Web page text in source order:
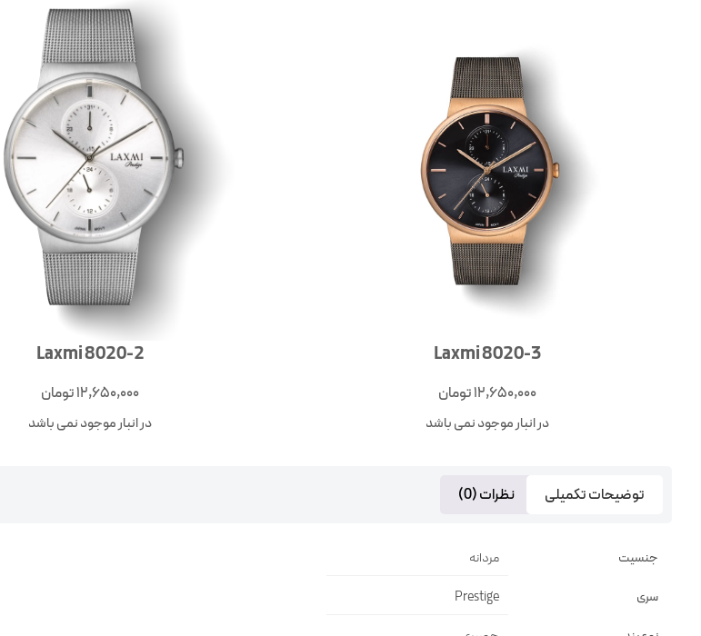
Laxmi 8020-3
12,650,000تومان
در انبار موجود نمی باشد
Laxmi 8020-2
12,650,000تومان
در انبار موجود نمی باشد
توضیحات تکمیلی نظرات (0)
جنسیت مردانه
سری Prestige